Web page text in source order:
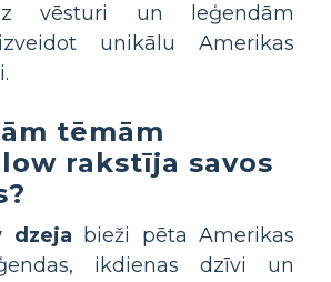
vēsturi un leģendām
unikālu Amerikas
tēmām
rakstīja savos
dzeja bieži pēta Amerikas
ikdienas dzīvi un